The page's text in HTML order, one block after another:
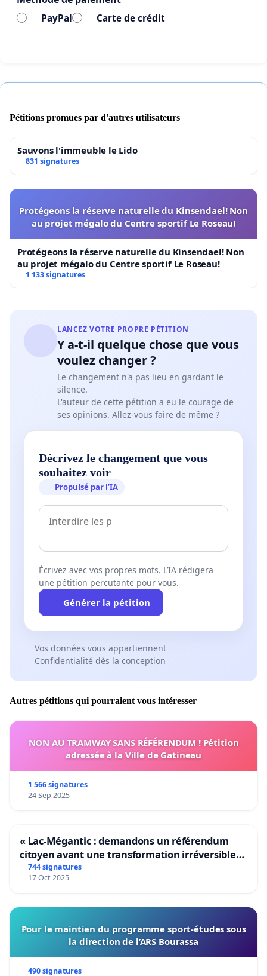
PayPal Carte de crédit
Pétitions promues par d'autres utilisateurs
Sauvons l'immeuble le Lido
831 signatures
Protégeons la réserve naturelle du Kinsendael! Non
au projet mégalo du Centre sportif Le Roseau!
Protégeons la réserve naturelle du Kinsendael! Non
au projet mégalo du Centre sportif Le Roseau!
1 133 signatures
LANCEZ VOTRE PROPRE PÉTITION
Y a-t-il quelque chose que vous
voulez changer ?
Le changement n'a pas lieu en gardant le
silence.
L'auteur de cette pétition a eu le courage de
ses opinions. Allez-vous faire de même ?
Décrivez le changement que vous
souhaitez voir
Propulsé par l’IA
Écrivez avec vos propres mots. L’IA rédigera
une pétition percutante pour vous.
Générer la pétition
Vos données vous appartiennent
Confidentialité dès la conception
Autres pétitions qui pourraient vous intéresser
NON AU TRAMWAY SANS RÉFÉRENDUM ! Pétition
adressée à la Ville de Gatineau
1 566 signatures
24 Sep 2025
« Lac-Mégantic : demandons un référendum
citoyen avant une transformation irréversible
de notre territoire »
744 signatures
17 Oct 2025
Pour le maintien du programme sport-études sous
la direction de l’ARS Bourassa
490 signatures